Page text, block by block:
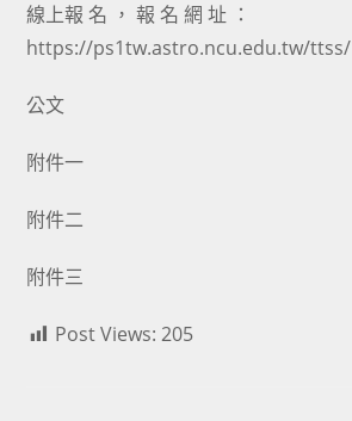
線上報 名 ， 報 名 網 址 ：
https://ps1tw.astro.ncu.edu.tw/ttss/
公文
附件一
附件二
附件三
Post Views: 205